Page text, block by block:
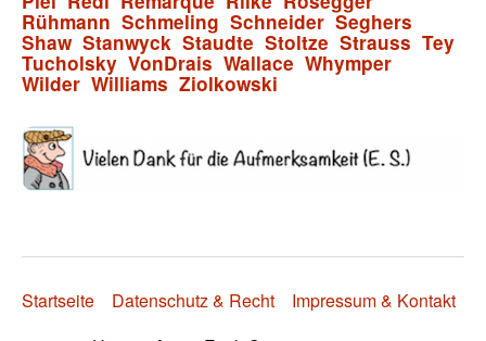
Rühmann Schmeling Schneider Seghers
Shaw Stanwyck Staudte Stoltze Strauss Tey
Tucholsky VonDrais Wallace Whymper
Wilder Williams Ziolkowski
Startseite Datenschutz & Recht Impressum & Kontakt